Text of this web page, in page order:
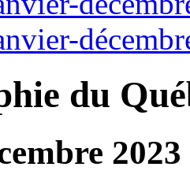
du
2023